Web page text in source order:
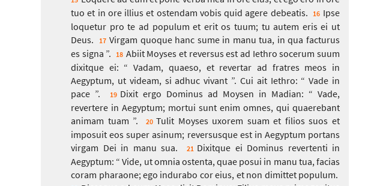
tuo et in ore illius et ostendam vobis quid agere debeatis. 16 Ipse
loquetur pro te ad populum et erit os tuum; tu autem eris ei ut
Deus.
17 Virgam quoque hanc sume in manu tua, in qua facturus
es signa ”. 18 Abiit Moyses et reversus est ad Iethro socerum suum
dixitque ei: “ Vadam, quaeso, et revertar ad fratres meos in
Aegyptum, ut videam, si adhuc vivant ”. Cui ait Iethro: “ Vade in
pace ”.
19 Dixit ergo Dominus ad Moysen in Madian: “ Vade,
revertere in Aegyptum; mortui sunt enim omnes, qui quaerebant
animam tuam ”.
20 Tulit Moyses uxorem suam et filios suos et
imposuit eos super asinum; reversusque est in Aegyptum portans
virgam Dei in manu sua.
21 Dixitque ei Dominus revertenti in
Aegyptum: “ Vide, ut omnia ostenta, quae posui in manu tua, facias
coram pharaone; ego indurabo cor eius, et non dimittet populum.